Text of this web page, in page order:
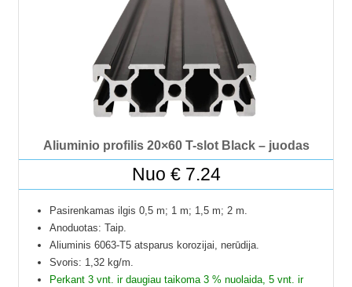
Profilių Ilgis gali būti su 1 mm paklaida.
Dėl klausimų ir užsakymų kitokių ilgių profilių galite kreiptis
Kad matytumėte kainą pasirinkite ilgį.
Aliuminio profilis 20×60 T-slot Black – juodas
Nuo €7.24
Pasirenkamas ilgis 0,5 m; 1 m; 1,5 m; 2 m.
Anoduotas: Taip.
Aliuminis 6063-T5 atsparus korozijai, nerūdija.
Svoris: 1,32 kg/m.
Perkant 3 vnt. ir daugiau taikoma 3 % nuolaida, 5 vnt. ir